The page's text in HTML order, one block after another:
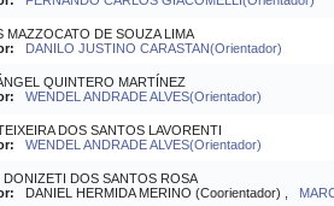
MAZZOCATO DE SOUZA LIMA
DANILO JUSTINO CARASTAN(Orientador)
QUINTERO MARTÍNEZ
WENDEL ANDRADE ALVES(Orientador)
DOS SANTOS LAVORENTI
WENDEL ANDRADE ALVES(Orientador)
DONIZETI DOS SANTOS ROSA
DANIEL HERMIDA MERINO (Coorientador) ,